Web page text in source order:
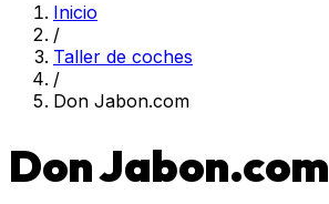
Inicio
/
Taller de coches
/
Don Jabon.com
Don Jabon.com